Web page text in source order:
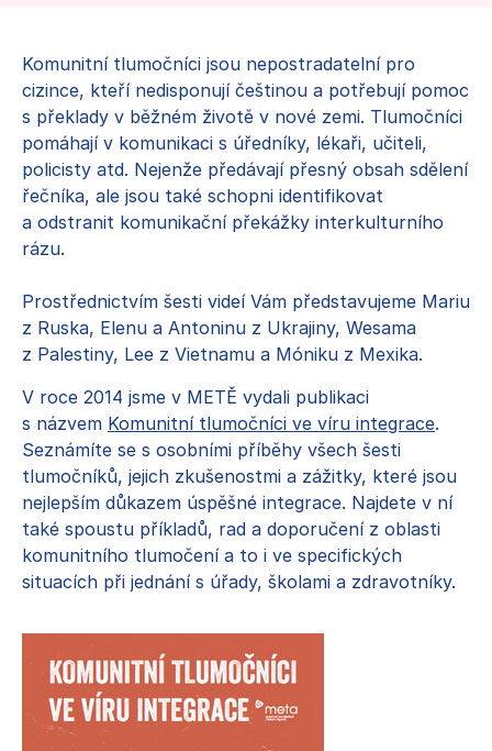
Pro cizince a cizinky
Pro vyučující
Pro systémové změny
Publikace
Ke stažení
Kontakty
Komunitní tlumočníci jsou nepostradatelní pro
cizince, kteří nedisponují češtinou a potřebují pomoc
s překlady v běžném životě v nové zemi. Tlumočníci
pomáhají v komunikaci s úředníky, lékaři, učiteli,
policisty atd. Nejenže předávají přesný obsah sdělení
řečníka, ale jsou také schopni identifikovat
a odstranit komunikační překážky interkulturního
rázu.
Prostřednictvím šesti videí Vám představujeme Mariu
z Ruska, Elenu a Antoninu z Ukrajiny, Wesama
z Palestiny, Lee z Vietnamu a Móniku z Mexika.
V roce 2014 jsme v METĚ vydali publikaci
s názvem Komunitní tlumočníci ve víru integrace.
Seznámíte se s osobními příběhy všech šesti
tlumočníků, jejich zkušenostmi a zážitky, které jsou
nejlepším důkazem úspěšné integrace. Najdete v ní
také spoustu příkladů, rad a doporučení z oblasti
komunitního tlumočení a to i ve specifických
situacích při jednání s úřady, školami a zdravotníky.